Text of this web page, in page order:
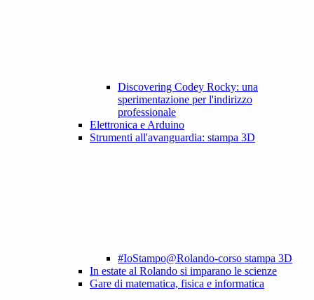
Discovering Codey Rocky: una
sperimentazione per l'indirizzo
professionale
Elettronica e Arduino
Strumenti all'avanguardia: stampa 3D
#IoStampo@Rolando-corso stampa 3D
In estate al Rolando si imparano le scienze
Gare di matematica, fisica e informatica